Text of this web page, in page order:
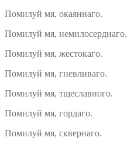
Помилуй мя, окаяннаго.
Помилуй мя, немилосерднаго.
Помилуй мя, жестокаго.
Помилуй мя, гневливаго.
Помилуй мя, тщеславного.
Помилуй мя, гордаго.
Помилуй мя, сквернаго.